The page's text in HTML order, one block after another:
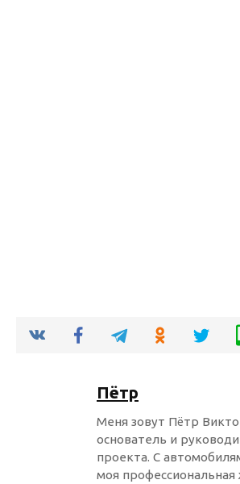
Пётр
Меня зовут Пётр
основатель и
проекта. С
моя профессиональная